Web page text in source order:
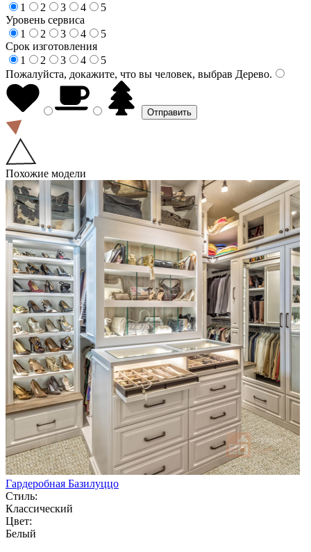
1
2 3 4
5
Уровень сервиса
1
2 3 4
5
Срок изготовления
1
2 3 4
5
Пожалуйста, докажите, что вы человек, выбрав Дерево.
Похожие модели
Гардеробная Базилуццо
Стиль:
Классический
Цвет:
Белый